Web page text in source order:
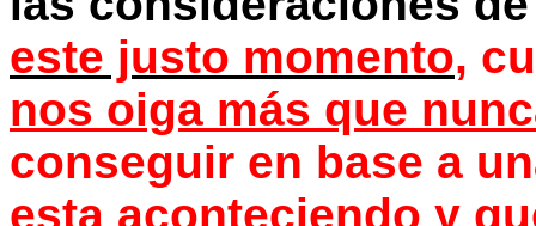
este justo momento,
nos oiga más que
conseguir en base a
esta aconteciendo y